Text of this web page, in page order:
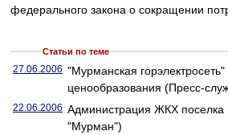
федерального закона о сокращении
Статьи по теме
27.06.2006 "Мурманская
ценообразования (Пресс-
22.06.2006 Администрация ЖКХ поселка
"Мурман")